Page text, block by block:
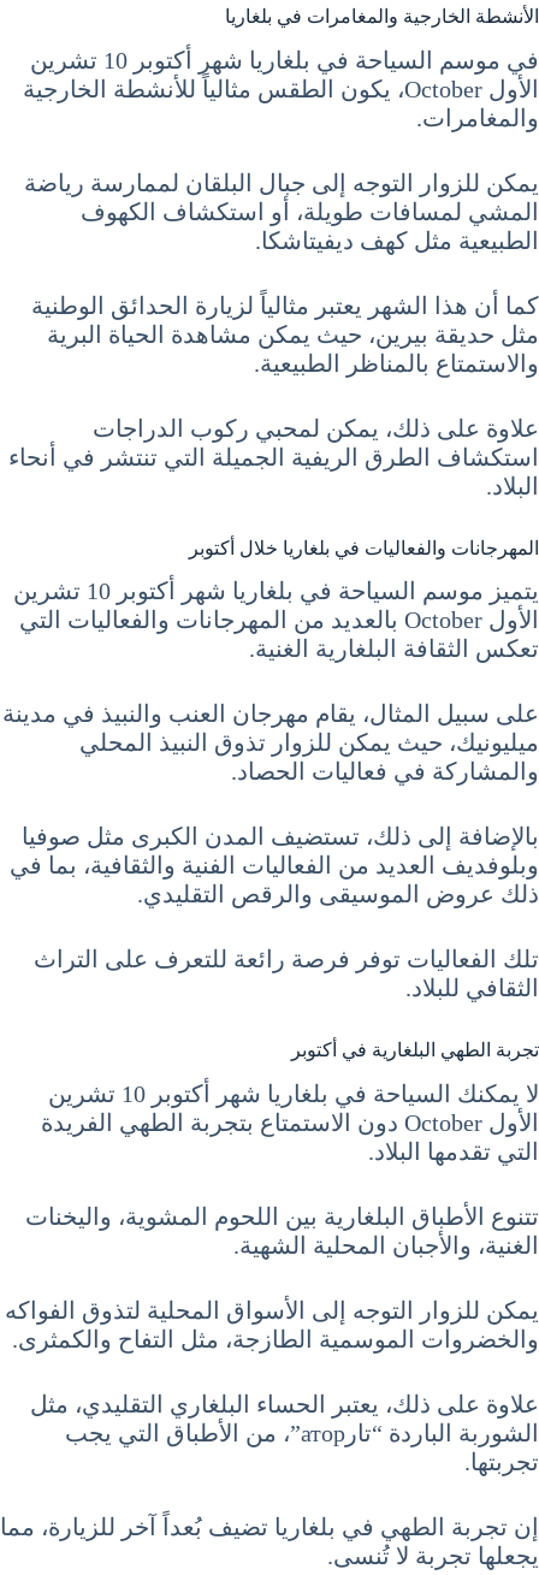
الأنشطة الخارجية والمغامرات في بلغاريا
في موسم السياحة في بلغاريا شهر أكتوبر 10 تشرين
الأول October، يكون الطقس مثالياً للأنشطة الخارجية
والمغامرات.
يمكن للزوار التوجه إلى جبال البلقان لممارسة رياضة
المشي لمسافات طويلة، أو استكشاف الكهوف
الطبيعية مثل كهف ديفيتاشكا.
كما أن هذا الشهر يعتبر مثالياً لزيارة الحدائق الوطنية
مثل حديقة بيرين، حيث يمكن مشاهدة الحياة البرية
والاستمتاع بالمناظر الطبيعية.
علاوة على ذلك، يمكن لمحبي ركوب الدراجات
استكشاف الطرق الريفية الجميلة التي تنتشر في أنحاء
البلاد.
المهرجانات والفعاليات في بلغاريا خلال أكتوبر
يتميز موسم السياحة في بلغاريا شهر أكتوبر 10 تشرين
الأول October بالعديد من المهرجانات والفعاليات التي
تعكس الثقافة البلغارية الغنية.
على سبيل المثال، يقام مهرجان العنب والنبيذ في مدينة
ميليونيك، حيث يمكن للزوار تذوق النبيذ المحلي
والمشاركة في فعاليات الحصاد.
بالإضافة إلى ذلك، تستضيف المدن الكبرى مثل صوفيا
وبلوفديف العديد من الفعاليات الفنية والثقافية، بما في
ذلك عروض الموسيقى والرقص التقليدي.
تلك الفعاليات توفر فرصة رائعة للتعرف على التراث
الثقافي للبلاد.
تجربة الطهي البلغارية في أكتوبر
لا يمكنك السياحة في بلغاريا شهر أكتوبر 10 تشرين
الأول October دون الاستمتاع بتجربة الطهي الفريدة
التي تقدمها البلاد.
تتنوع الأطباق البلغارية بين اللحوم المشوية، واليخنات
الغنية، والأجبان المحلية الشهية.
يمكن للزوار التوجه إلى الأسواق المحلية لتذوق الفواكه
والخضروات الموسمية الطازجة، مثل التفاح والكمثرى.
علاوة على ذلك، يعتبر الحساء البلغاري التقليدي، مثل
الشوربة الباردة “تارатор”، من الأطباق التي يجب
تجربتها.
إن تجربة الطهي في بلغاريا تضيف بُعداً آخر للزيارة، مما
يجعلها تجربة لا تُنسى.